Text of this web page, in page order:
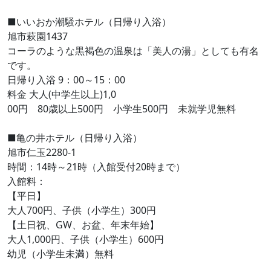
■いいおか潮騒ホテル（日帰り入浴）
旭市萩園1437
コーラのような黒褐色の温泉は「美人の湯」としても有名
です。
日帰り入浴 9：00～15：00
料金 大人(中学生以上)1,0
00円 80歳以上500円 小学生500円 未就学児無料
■亀の井ホテル（日帰り入浴）
旭市仁玉2280-1
時間：14時～21時（入館受付20時まで）
入館料：
【平日】
大人700円、子供（小学生）300円
【土日祝、GW、お盆、年末年始】
大人1,000円、子供（小学生）600円
幼児（小学生未満）無料